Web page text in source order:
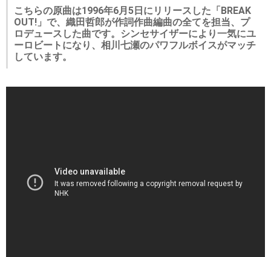
こちらの原曲は1996年6月5日にリリースした「BREAK
OUT!」で、織田哲郎が作詞作曲編曲の全てを担当、プ
ロデュースした曲です。シンセサイザーにより一気にユ
ーロビートになり、相川七瀬のパワフルボイスがマッチ
しています。